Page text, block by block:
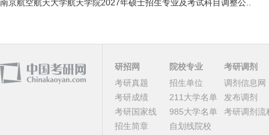
南京航空航天大学航天学院2027年硕士招生专业及考试科目调整公..
研招网
考研真题
考研成绩
考研国家线
招生简章
院校专业
招生单位
211大学名单
985大学名单
自划线院校
考研调剂
调剂信息网
发布调剂
考研调剂流